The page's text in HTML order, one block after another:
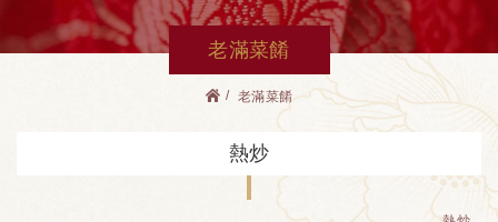
老滿菜餚
老滿菜餚
熱炒